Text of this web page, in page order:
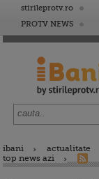
stirileprotv.ro
PROTV NEWS
ibani
actualitate
top news azi